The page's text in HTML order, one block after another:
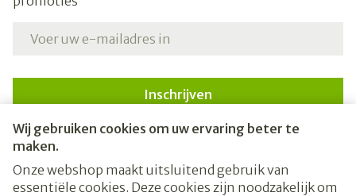
Wij gebruiken cookies om uw ervaring beter te
maken.
Onze webshop maakt uitsluitend gebruik van
essentiële cookies. Deze cookies zijn noodzakelijk om
Inschrijven
Door op inschrijven te klikken, schrijft u zich in voor onze
nieuwsbrief en gaat u akkoord met onze